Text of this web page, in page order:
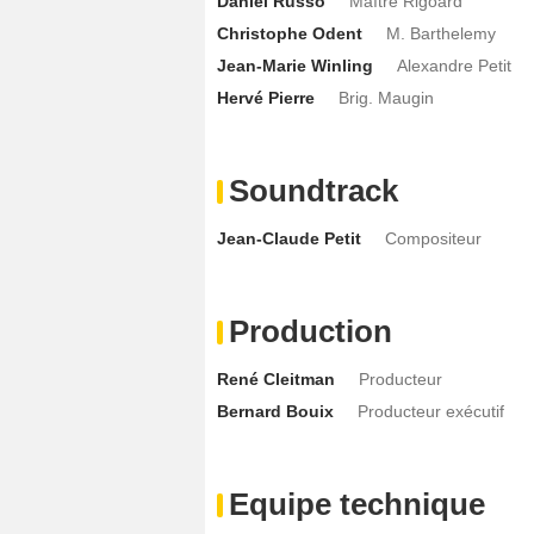
Christophe Odent
M. Barthelemy
Jean-Marie Winling
Alexandre Petit
Hervé Pierre
Brig. Maugin
Soundtrack
Jean-Claude Petit Compositeur
Production
René Cleitman
Producteur
Bernard Bouix
Producteur exécutif
Equipe technique